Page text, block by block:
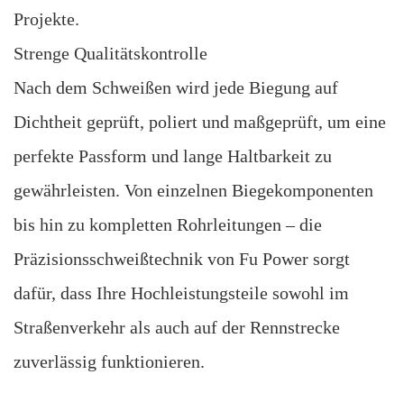
Projekte.
Strenge Qualitätskontrolle
Nach dem Schweißen wird jede Biegung auf
Dichtheit geprüft, poliert und maßgeprüft, um eine
perfekte Passform und lange Haltbarkeit zu
gewährleisten. Von einzelnen Biegekomponenten
bis hin zu kompletten Rohrleitungen – die
Präzisionsschweißtechnik von Fu Power sorgt
dafür, dass Ihre Hochleistungsteile sowohl im
Straßenverkehr als auch auf der Rennstrecke
zuverlässig funktionieren.